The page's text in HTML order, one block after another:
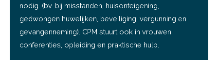
nodig. (bv. bij misstanden, huisonteigening,
gedwongen huwelijken, beveiliging, vergunning en
gevangenneming). CPM stuurt ook in vrouwen
conferenties, opleiding en praktische hulp.